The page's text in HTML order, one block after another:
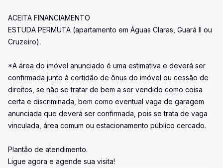
ACEITA FINANCIAMENTO
ESTUDA PERMUTA (apartamento em Águas Claras, Guará II ou
Cruzeiro).
*A área do imóvel anunciado é uma estimativa e deverá ser
confirmada junto à certidão de ônus do imóvel ou cessão de
direitos, se não se tratar de bem a ser vendido como coisa
certa e discriminada, bem como eventual vaga de garagem
anunciada que deverá ser confirmada, pois se trata de vaga
vinculada, área comum ou estacionamento público cercado.
Plantão de atendimento.
Ligue agora e agende sua visita!